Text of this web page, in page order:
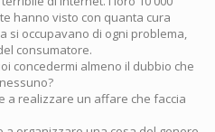
hanno visto con quanta cura
si occupavano di ogni problema,
consumatore.
concedermi almeno il dubbio che
a realizzare un affare che faccia